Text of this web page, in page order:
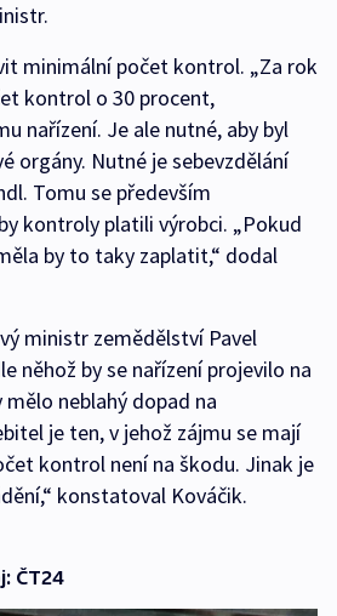
minimální počet kontrol. „Za rok
kontrol o 30 procent,
nařízení. Je ale nutné, aby byl
orgány. Nutné je sebevzdělání
Tomu se především
kontroly platili výrobci. „Pokud
by to taky zaplatit,“ dodal
ministr zemědělství Pavel
něhož by se nařízení projevilo na
neblahý dopad na
je ten, v jehož zájmu se mají
kontrol není na škodu. Jinak je
konstatoval Kováčik.
ČT24